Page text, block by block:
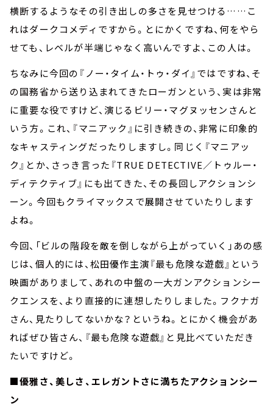
横断するようなその引き出しの多さを見せつける……こ
れはダークコメディですから。とにかくですね、何をやら
せても、レベルが半端じゃなく高いんですよ、この人は。
ちなみに今回の『ノー・タイム・トゥ・ダイ』ではですね、そ
の国務省から送り込まれてきたローガンという、実は非常
に重要な役ですけど、演じるビリー・マグヌッセンさんと
いう方。これ、『マニアック』に引き続きの、非常に印象的
なキャスティングだったりしますし。同じく『マニアッ
ク』とか、さっき言った『TRUE DETECTIVE／トゥルー・
ディテクティブ』にも出てきた、その長回しアクションシ
ーン。今回もクライマックスで展開させていたりします
よね。
今回、「ビルの階段を敵を倒しながら上がっていく」あの感
じは、個人的には、松田優作主演『最も危険な遊戯』という
映画がありまして、あれの中盤の一大ガンアクションシー
クエンスを、より直接的に連想したりしました。フクナガ
さん、見たりしてないかな？というね。とにかく機会があ
ればぜひ皆さん、『最も危険な遊戯』と見比べていただき
たいですけど。
■優雅さ、美しさ、エレガントさに満ちたアクションシー
ン